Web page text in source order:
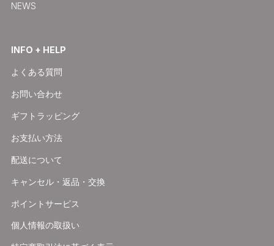
NEWS
INFO + HELP
よくある質問
お問い合わせ
ギフトラッピング
お支払い方法
配送について
キャンセル・返品・交換
ポイントサービス
個人情報の取扱い